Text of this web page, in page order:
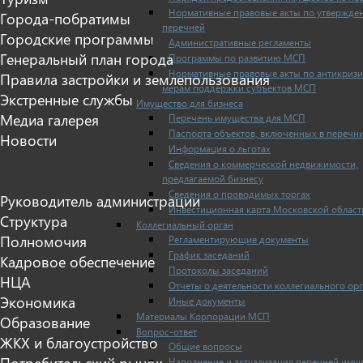
Нормативные правовые акты по
перечней
Административные регламенты
Программы по развитию МСП
Нормативные правовые акты по
мерам поддержки субъектов МСП
Имущество для бизнеса
Перечень имущества для МСП
Паспорта объектов, включенных в
Информация о льготах
Сведения о коммерческой недвижимости,
предлагаемой бизнесу
Сведения о проводимых торгах
Инвестиционная карта Московской
Коллегиальный орган
Регламентирующие документы
График заседаний
Протоколы заседаний
Отчеты о деятельности коллегиального
Иные документы
Материалы Корпорации МСП
Вопрос-ответ
Общие вопросы
Города-побратимы
Городские программы
Генеральный план города
Правила застройки и землепользования
Экстренные службы
Медиа галерея
Новости
Руководитель администрации
Структура
Полномочия
Кадровое обеспечение
НЦА
Экономика
Образование
ЖКХ и благоустройство